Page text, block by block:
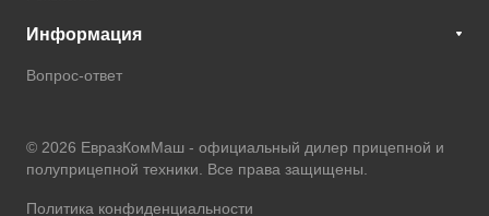
Информация
Вопрос-ответ
© 2026 ЕвразКомМаш - официальный дилер прицепной и
полуприцепной техники . Все права защищены.
Политика конфиденциальности